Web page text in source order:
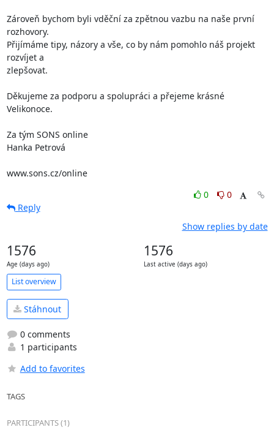
Zároveň bychom byli vděční za zpětnou vazbu na naše první
rozhovory.
Přijímáme tipy, názory a vše, co by nám pomohlo náš projekt
rozvíjet a
zlepšovat.
Děkujeme za podporu a spolupráci a přejeme krásné
Velikonoce.
Za tým SONS online
Hanka Petrová
www.sons.cz/online
0
0
Reply
Show replies by date
1576
Age (days ago)
1576
Last active (days ago)
List overview
Stáhnout
0 comments
1 participants
Add to favorites
TAGS
PARTICIPANTS (1)